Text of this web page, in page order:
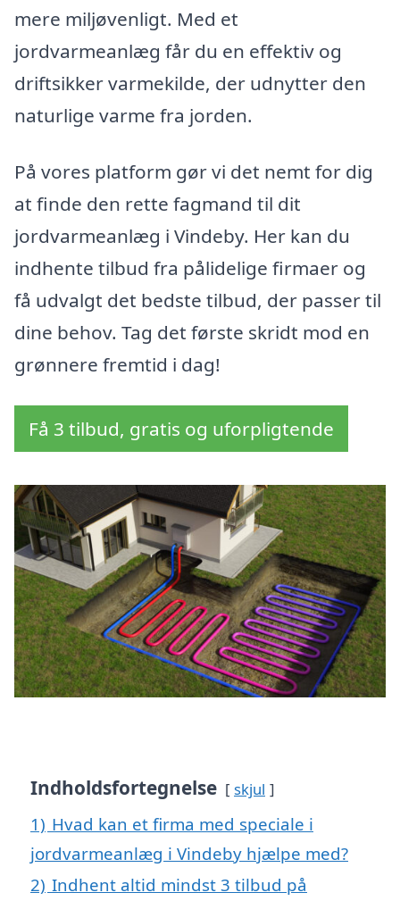
mere miljøvenligt. Med et
jordvarmeanlæg får du en effektiv og
driftsikker varmekilde, der udnytter den
naturlige varme fra jorden.
På vores platform gør vi det nemt for dig
at finde den rette fagmand til dit
jordvarmeanlæg i Vindeby. Her kan du
indhente tilbud fra pålidelige firmaer og
få udvalgt det bedste tilbud, der passer til
dine behov. Tag det første skridt mod en
grønnere fremtid i dag!
Få 3 tilbud, gratis og uforpligtende
Indholdsfortegnelse skjul
1) Hvad kan et firma med speciale i
jordvarmeanlæg i Vindeby hjælpe med?
2) Indhent altid mindst 3 tilbud på